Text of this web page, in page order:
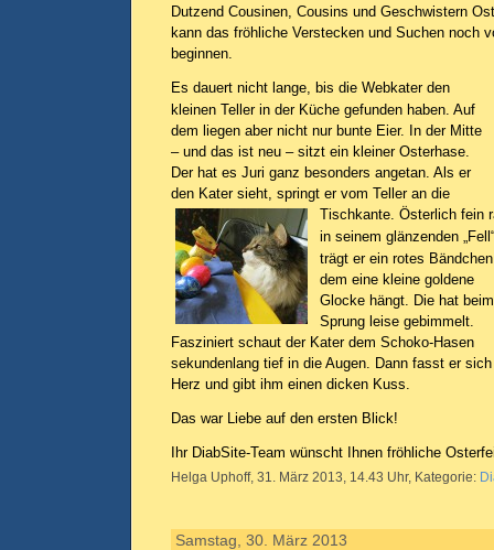
Dutzend Cousinen, Cousins und Geschwistern
kann das fröhliche Verstecken und Suchen noch
beginnen.
Es dauert nicht lange, bis die Webkater den
kleinen Teller in der Küche gefunden haben. Auf
dem liegen aber nicht nur bunte Eier. In der Mitte
– und das ist neu – sitzt ein kleiner Osterhase.
Der hat es Juri ganz besonders angetan. Als er
den Kater sieht, springt er vom Teller an die
Tischkante. Österlich fein
in seinem glänzenden
trägt er ein rotes
dem eine kleine goldene
Glocke hängt. Die hat beim
Sprung leise gebimmelt.
Fasziniert schaut der Kater dem Schoko-Hasen
sekundenlang tief in die Augen. Dann fasst er
Herz und gibt ihm einen dicken Kuss.
Das war Liebe auf den ersten Blick!
Ihr DiabSite-Team wünscht Ihnen fröhliche
Helga Uphoff, 31. März 2013, 14.43 Uhr, Kategorie:
Samstag, 30. März 2013